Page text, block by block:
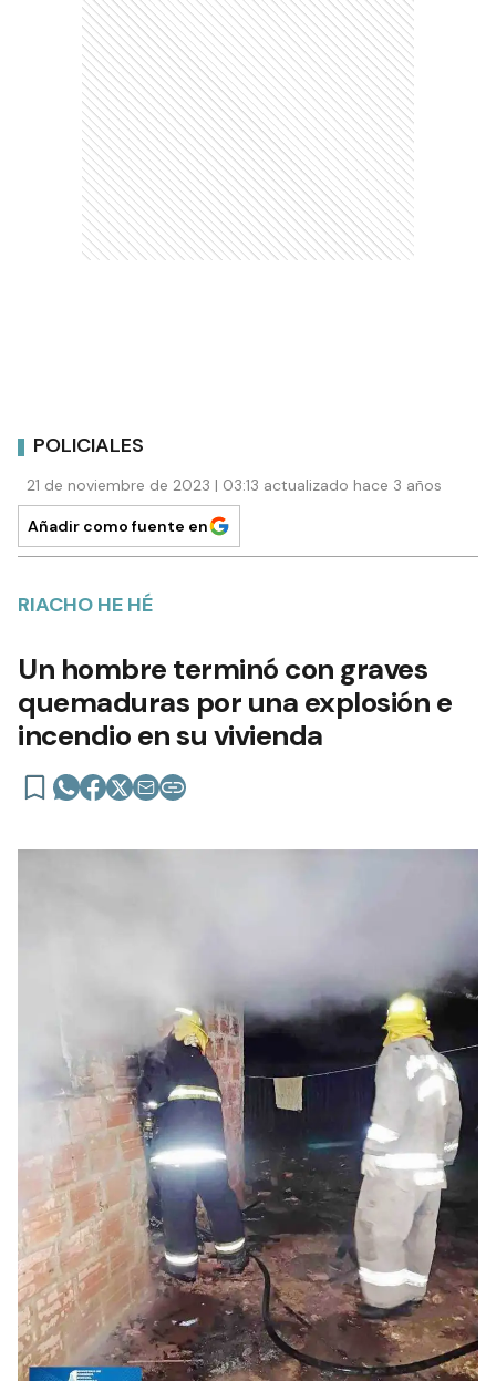
POLICIALES
21 de noviembre de 2023 | 03:13 actualizado hace 3 años
Añadir como fuente en
RIACHO HE HÉ
Un hombre terminó con graves
quemaduras por una explosión e
incendio en su vivienda